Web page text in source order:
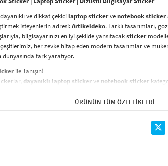
ve dikkat çekicilaptop stickervenotebook sticker
isteyenlerin adresi:Artikeldeko. Farklı tasarımları,
bilgisayarınızı en iyi şekilde yansıtacaksticker
çeşitlerimiz, her zevke hitap eden modern tasarımlar ve
dünyasında fark yaratıyor.
ile Tanışın!
lar, dayanıklı laptop stickerve notebook sticker
karşı son derece dayanıklıdır ve uzun süre ilk günkü gibi
kolayca çıkarılabilirveyapıştırma işlemi
ÜRÜNÜN TÜM ÖZELLIKLERI